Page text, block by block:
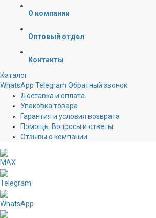
О компании
Оптовый отдел
Контакты
Каталог
WhatsApp Telegram Обратный звонок
Доставка и оплата
Упаковка товара
Гарантия и условия возврата
Помощь. Вопросы и ответы
Отзывы о компании
MAX
Telegram
WhatsApp